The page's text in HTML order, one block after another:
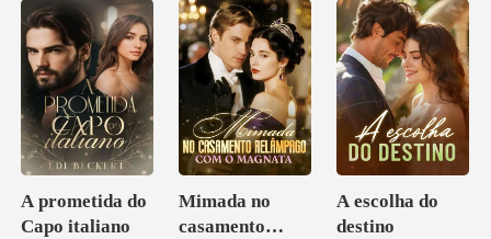
A prometida do
Capo italiano
Mimada no
casamento
A escolha do
destino